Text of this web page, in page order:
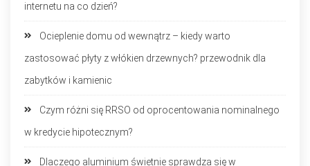
internetu na co dzień?
Ocieplenie domu od wewnątrz – kiedy warto
zastosować płyty z włókien drzewnych? przewodnik dla
zabytków i kamienic
Czym różni się RRSO od oprocentowania nominalnego
w kredycie hipotecznym?
Dlaczego aluminium świetnie sprawdza się w